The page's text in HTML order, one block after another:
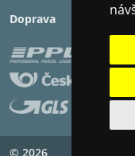
Od vybalení
jen několik minut.
aplikace si s
Doprava
© 2026